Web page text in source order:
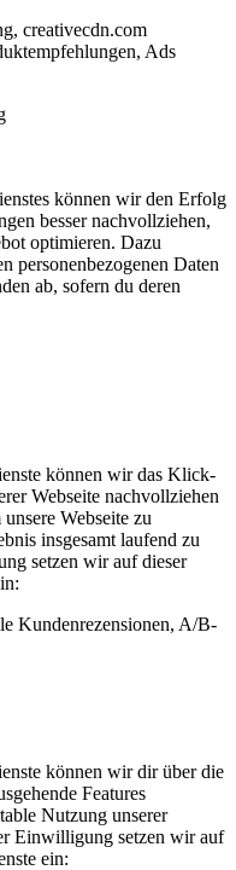
creativecdn.com
Ads
können wir den Erfolg
besser nachvollziehen,
optimieren. Dazu
personenbezogenen Daten
ab, sofern du deren
können wir das Klick-
Webseite nachvollziehen
Webseite zu
insgesamt laufend zu
setzen wir auf dieser
Kundenrezensionen, A/B-
können wir dir über die
Features
Nutzung unserer
Einwilligung setzen wir auf
ein: